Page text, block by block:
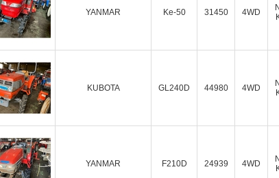
YANMAR Ke-50 31450 4WD
KUBOTA GL240D 44980 4WD
YANMAR F210D 24939 4WD